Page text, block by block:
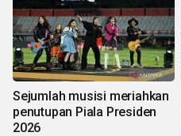
Sejumlah musisi meriahkan
penutupan Piala Presiden
2026